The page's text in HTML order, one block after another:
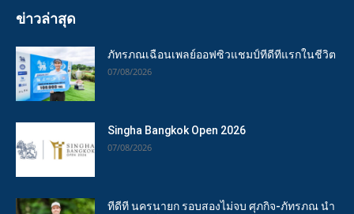
ข่าวล่าสุด
ภัทรภณเฉือนเพลย์ออฟซิวแชมป์ทีดีทีแรกในชีวิต
07/08/2026
Singha Bangkok Open 2026
07/08/2026
ทีดีที นครนายก รอบสองไม่จบ ศุภกิจ-ภัทรภณ นำ